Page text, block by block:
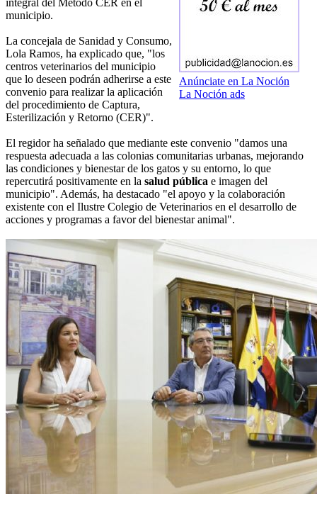
Anúnciate en La Noción
La Noción ads
integral del Método CER en el
municipio.
La concejala de Sanidad y Consumo,
Lola Ramos, ha explicado que, "los
centros veterinarios del municipio
que lo deseen podrán adherirse a este
convenio para realizar la aplicación
del procedimiento de Captura,
Esterilización y Retorno (CER)".
El regidor ha señalado que mediante este convenio "damos una
respuesta adecuada a las colonias comunitarias urbanas, mejorando
las condiciones y bienestar de los gatos y su entorno, lo que
repercutirá positivamente en la salud pública e imagen del
municipio". Además, ha destacado "el apoyo y la colaboración
existente con el Ilustre Colegio de Veterinarios en el desarrollo de
acciones y programas a favor del bienestar animal".